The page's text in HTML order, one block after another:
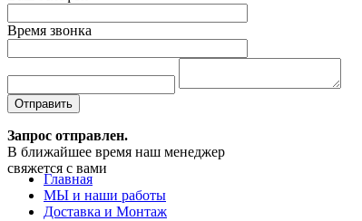
Время звонка
Отправить
Запрос отправлен.
В ближайшее время наш менеджер
свяжется с вами
Главная
МЫ и наши работы
Доставка и Монтаж